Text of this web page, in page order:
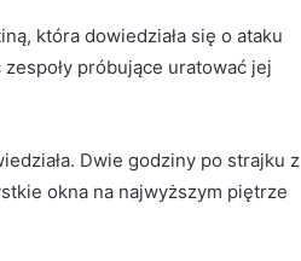
która dowiedziała się o ataku
próbujące uratować jej
Dwie godziny po strajku z
okna na najwyższym piętrze